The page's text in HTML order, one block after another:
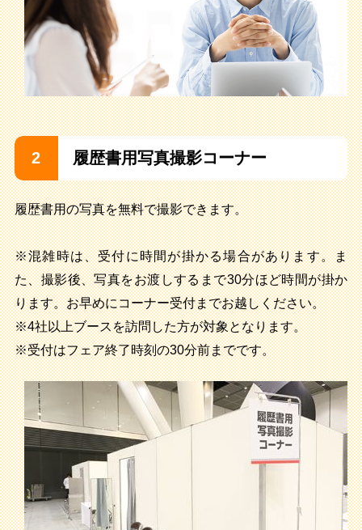
2 履歴書用写真撮影コーナー
履歴書用の写真を無料で撮影できます。
※混雑時は、受付に時間が掛かる場合があります。ま
た、撮影後、写真をお渡しするまで30分ほど時間が掛か
ります。お早めにコーナー受付までお越しください。
※4社以上ブースを訪問した方が対象となります。
※受付はフェア終了時刻の30分前までです。